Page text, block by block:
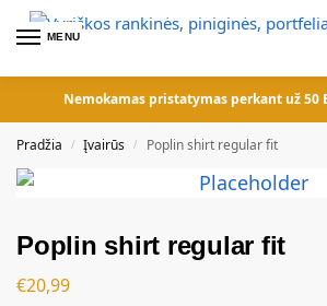
MENU
Nemokamas pristatymas perkant už 50
Pradžia / Įvairūs / Poplin shirt regular fit
Poplin shirt regular fit
€20,99